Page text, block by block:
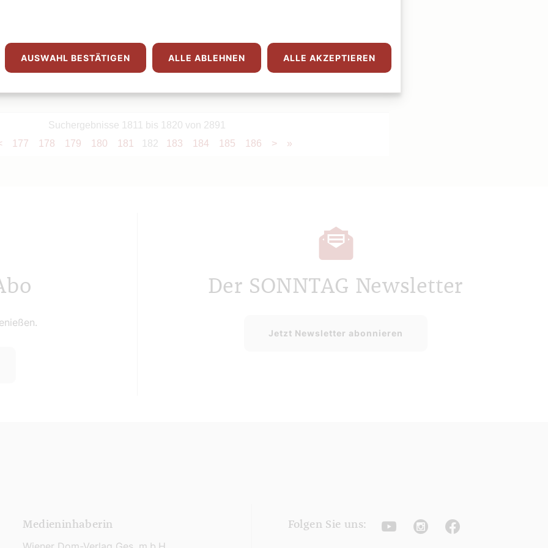
Herzens Jesu von der Antike…
Suchergebnisse 1811 bis 1820 von 2891
177 178 179 180 181 182 183 184 185 186 > »
Der SONNTAG Newsletter
Jetzt Newsletter abonnieren
Medieninhaberin Folgen Sie uns: YoutubeInstagramFacebook
AUSWAHL BESTÄTIGEN ALLE ABLEHNEN ALLE AKZEPTIEREN